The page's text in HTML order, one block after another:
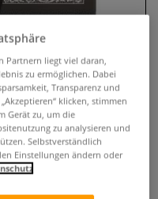
Art
Partnern liegt viel daran,
zu ermöglichen. Dabei
Transparenz und
klicken, stimmen
Gerät zu, um die
zu analysieren und
Selbstverständlich
Einstellungen ändern oder